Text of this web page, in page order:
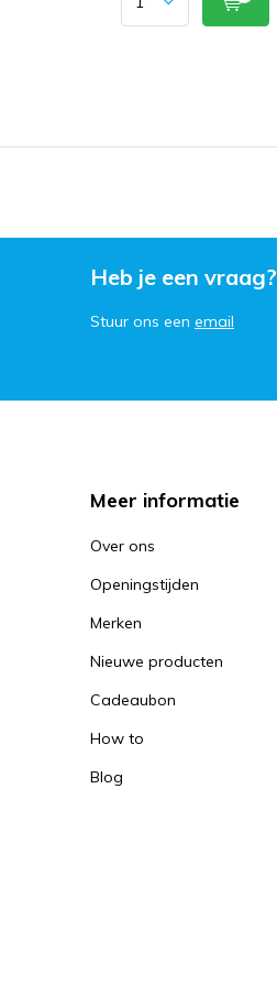
Heb je een vraag?
Stuur ons een email
Meer informatie
Over ons
Openingstijden
Merken
Nieuwe producten
Cadeaubon
How to
Blog